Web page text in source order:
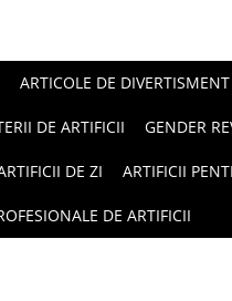
ARTICOLE DE DIVERTISMENT
DE ARTIFICII GENDER
DE ZI ARTIFICII
DE ARTIFICII